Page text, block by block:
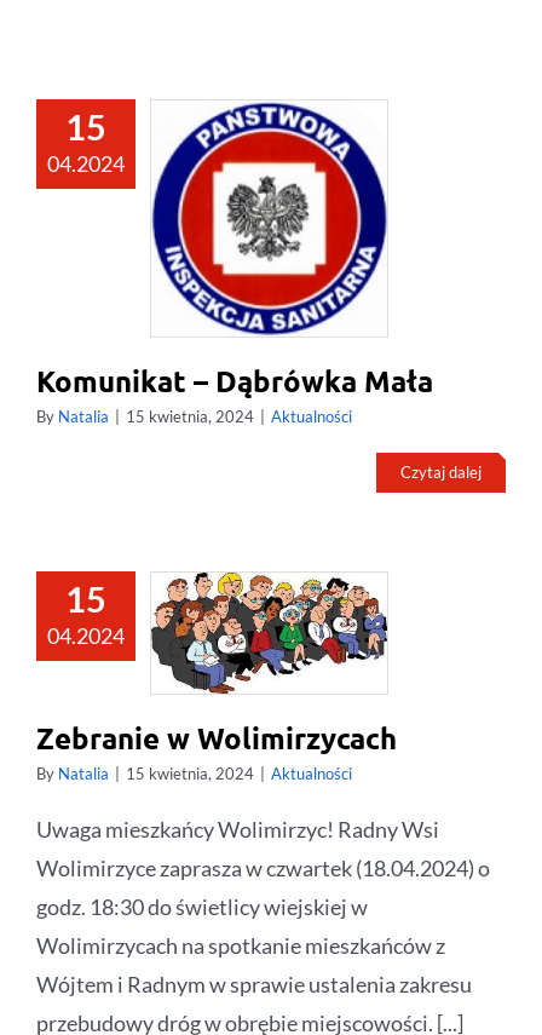
15
04.2024
Komunikat – Dąbrówka Mała
By Natalia 15 kwietnia, 2024 Aktualności
Czytaj dalej
15
04.2024
Zebranie w Wolimirzycach
By Natalia 15 kwietnia, 2024 Aktualności
Uwaga mieszkańcy Wolimirzyc! Radny Wsi
Wolimirzyce zaprasza w czwartek (18.04.2024) o
godz. 18:30 do świetlicy wiejskiej w
Wolimirzycach na spotkanie mieszkańców z
Wójtem i Radnym w sprawie ustalenia zakresu
przebudowy dróg w obrębie miejscowości. [...]